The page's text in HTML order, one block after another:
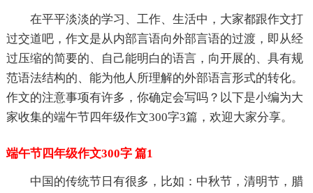
在平平淡淡的学习、工作、生活中，大家都跟作文打
过交道吧，作文是从内部言语向外部言语的过渡，即从经
过压缩的简要的、自己能明白的语言，向开展的、具有规
范语法结构的、能为他人所理解的外部语言形式的转化。
作文的注意事项有许多，你确定会写吗？以下是小编为大
家收集的端午节四年级作文300字3篇，欢迎大家分享。
端午节四年级作文300字 篇1
中国的传统节日有很多，比如：中秋节，清明节，腊